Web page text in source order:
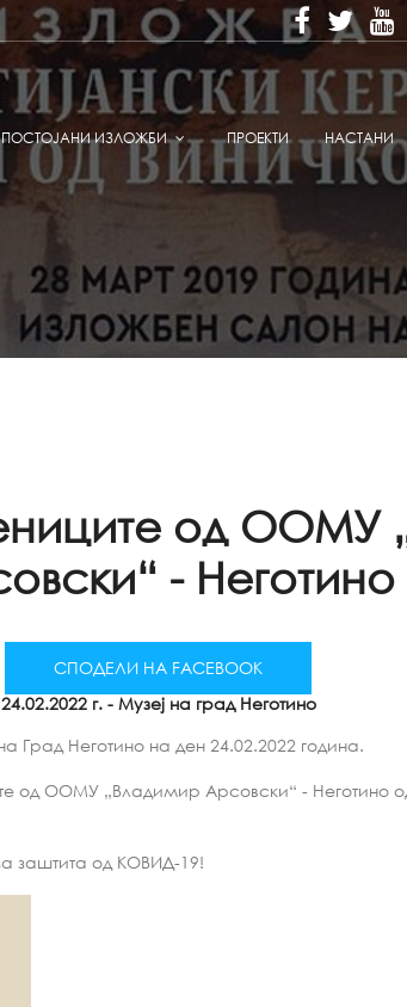
ПОСТОЈАНИ ИЗЛОЖБИ ПРОЕКТИ НАСТАНИ
од ООМУ
- Неготино
СПОДЕЛИ НА FACEBOOK
24.02.2022 г.- Музеј на град Неготино
Град Неготино на ден 24.02.2022 година.
од ООМУ „Владимир Арсовски“ - Неготино
заштита од КОВИД-19!